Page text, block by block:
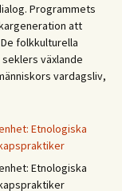
Programmets
att
folkkulturella
växlande
vardagsliv,
Etnologiska
Etnologiska